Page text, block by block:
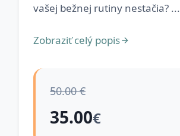
vašej bežnej rutiny nestačia? ...
Zobraziť celý popis
50.00 €
35.00€